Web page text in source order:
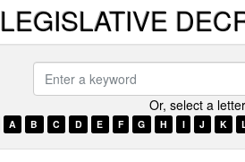
LEGISLATIVE
Enter
Or, select a
A B C D E F G H I J K